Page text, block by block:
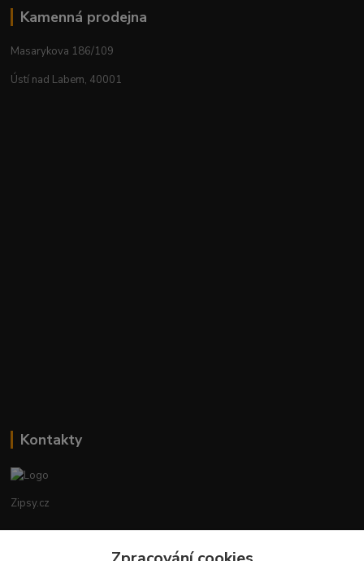
Kamenná prodejna
Masarykova 186/109
Ústí nad Labem, 40001
Kontakty
Zipsy.cz
+420774877333